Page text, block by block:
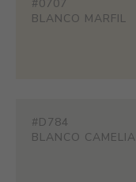
#0707
BLANCO MARFIL
#D784
BLANCO CAMELIA